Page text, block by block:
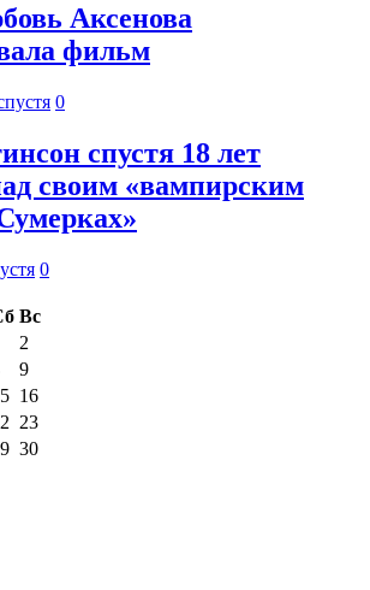
Аксенова
фильм
0
спустя 18 лет
своим «вампирским
0
Вс
2
9
16
23
30